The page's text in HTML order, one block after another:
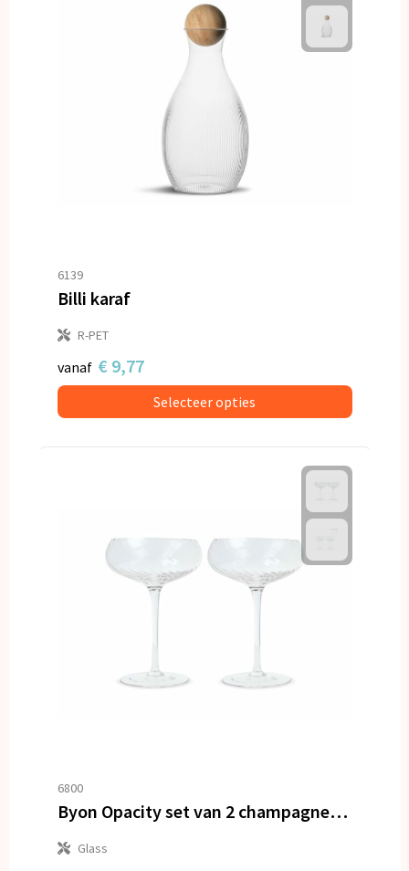
6139
Billi karaf
R-PET
vanaf € 9,77
Selecteer opties
6800
Byon Opacity set van 2 champagneglazen met stijlvol glas patroon 300ml
Glass